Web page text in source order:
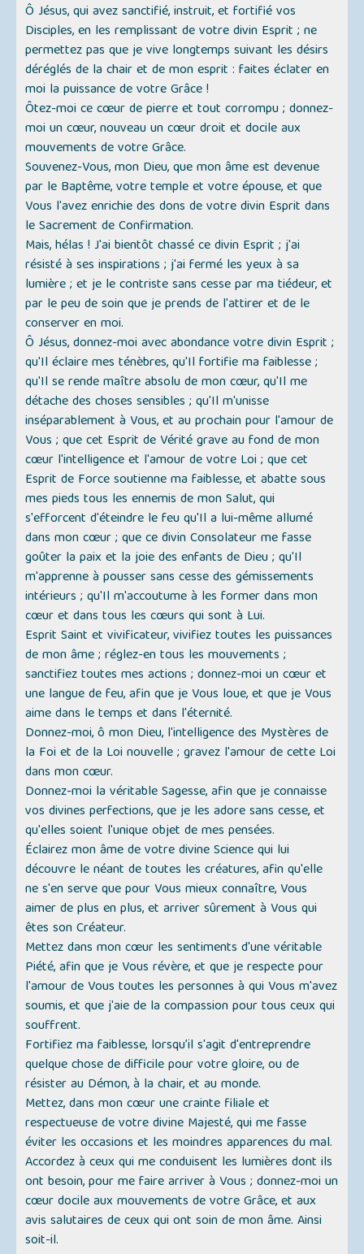
Ô Jésus, qui avez sanctifié, instruit, et fortifié vos
Disciples, en les remplissant de votre divin Esprit ; ne
permettez pas que je vive longtemps suivant les désirs
déréglés de la chair et de mon esprit : faites éclater en
moi la puissance de votre Grâce !
Ôtez-moi ce cœur de pierre et tout corrompu ; donnez-
moi un cœur, nouveau un cœur droit et docile aux
mouvements de votre Grâce.
Souvenez-Vous, mon Dieu, que mon âme est devenue
par le Baptême, votre temple et votre épouse, et que
Vous l'avez enrichie des dons de votre divin Esprit dans
le Sacrement de Confirmation.
Mais, hélas ! J'ai bientôt chassé ce divin Esprit ; j'ai
résisté à ses inspirations ; j'ai fermé les yeux à sa
lumière ; et je le contriste sans cesse par ma tiédeur, et
par le peu de soin que je prends de l'attirer et de le
conserver en moi.
Ô Jésus, donnez-moi avec abondance votre divin Esprit ;
qu'Il éclaire mes ténèbres, qu'Il fortifie ma faiblesse ;
qu'Il se rende maître absolu de mon cœur, qu'Il me
détache des choses sensibles ; qu'Il m'unisse
inséparablement à Vous, et au prochain pour l'amour de
Vous ; que cet Esprit de Vérité grave au fond de mon
cœur l'intelligence et l'amour de votre Loi ; que cet
Esprit de Force soutienne ma faiblesse, et abatte sous
mes pieds tous les ennemis de mon Salut, qui
s'efforcent d'éteindre le feu qu'Il a lui-même allumé
dans mon cœur ; que ce divin Consolateur me fasse
goûter la paix et la joie des enfants de Dieu ; qu'Il
m'apprenne à pousser sans cesse des gémissements
intérieurs ; qu'Il m'accoutume à les former dans mon
cœur et dans tous les cœurs qui sont à Lui.
Esprit Saint et vivificateur, vivifiez toutes les puissances
de mon âme ; réglez-en tous les mouvements ;
sanctifiez toutes mes actions ; donnez-moi un cœur et
une langue de feu, afin que je Vous loue, et que je Vous
aime dans le temps et dans l'éternité.
Donnez-moi, ô mon Dieu, l'intelligence des Mystères de
la Foi et de la Loi nouvelle ; gravez l'amour de cette Loi
dans mon cœur.
Donnez-moi la véritable Sagesse, afin que je connaisse
vos divines perfections, que je les adore sans cesse, et
qu'elles soient l'unique objet de mes pensées.
Éclairez mon âme de votre divine Science qui lui
découvre le néant de toutes les créatures, afin qu'elle
ne s'en serve que pour Vous mieux connaître, Vous
aimer de plus en plus, et arriver sûrement à Vous qui
êtes son Créateur.
Mettez dans mon cœur les sentiments d'une véritable
Piété, afin que je Vous révère, et que je respecte pour
l'amour de Vous toutes les personnes à qui Vous m'avez
soumis, et que j'aie de la compassion pour tous ceux qui
souffrent.
Fortifiez ma faiblesse, lorsqu’il s'agit d'entreprendre
quelque chose de difficile pour votre gloire, ou de
résister au Démon, à la chair, et au monde.
Mettez, dans mon cœur une crainte filiale et
respectueuse de votre divine Majesté, qui me fasse
éviter les occasions et les moindres apparences du mal.
Accordez à ceux qui me conduisent les lumières dont ils
ont besoin, pour me faire arriver à Vous ; donnez-moi un
cœur docile aux mouvements de votre Grâce, et aux
avis salutaires de ceux qui ont soin de mon âme. Ainsi
soit-il.